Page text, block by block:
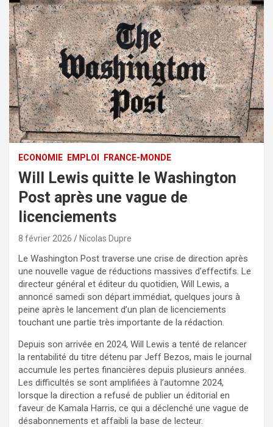
ECONOMIE EMPLOI FRANCE-MONDE
Will Lewis quitte le Washington
Post après une vague de
licenciements
8 février 2026 Nicolas Dupre
Le Washington Post traverse une crise de direction après
une nouvelle vague de réductions massives d’effectifs. Le
directeur général et éditeur du quotidien, Will Lewis, a
annoncé samedi son départ immédiat, quelques jours à
peine après le lancement d’un plan de licenciements
touchant une partie très importante de la rédaction.
Depuis son arrivée en 2024, Will Lewis a tenté de relancer
la rentabilité du titre détenu par Jeff Bezos, mais le journal
accumule les pertes financières depuis plusieurs années.
Les difficultés se sont amplifiées à l’automne 2024,
lorsque la direction a refusé de publier un éditorial en
faveur de Kamala Harris, ce qui a déclenché une vague de
désabonnements et affaibli la base de lecteur.